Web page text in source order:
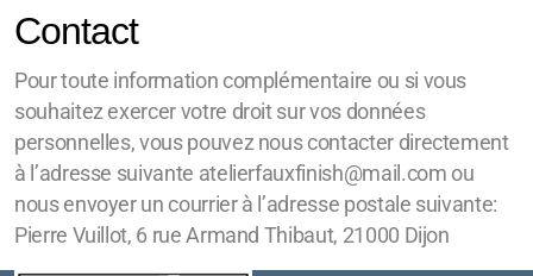
Contact
Pour toute information complémentaire ou si vous
souhaitez exercer votre droit sur vos données
personnelles, vous pouvez nous contacter directement
à l’adresse suivante atelierfauxfinish@mail.com ou
nous envoyer un courrier à l’adresse postale suivante:
Pierre Vuillot, 6 rue Armand Thibaut, 21000 Dijon